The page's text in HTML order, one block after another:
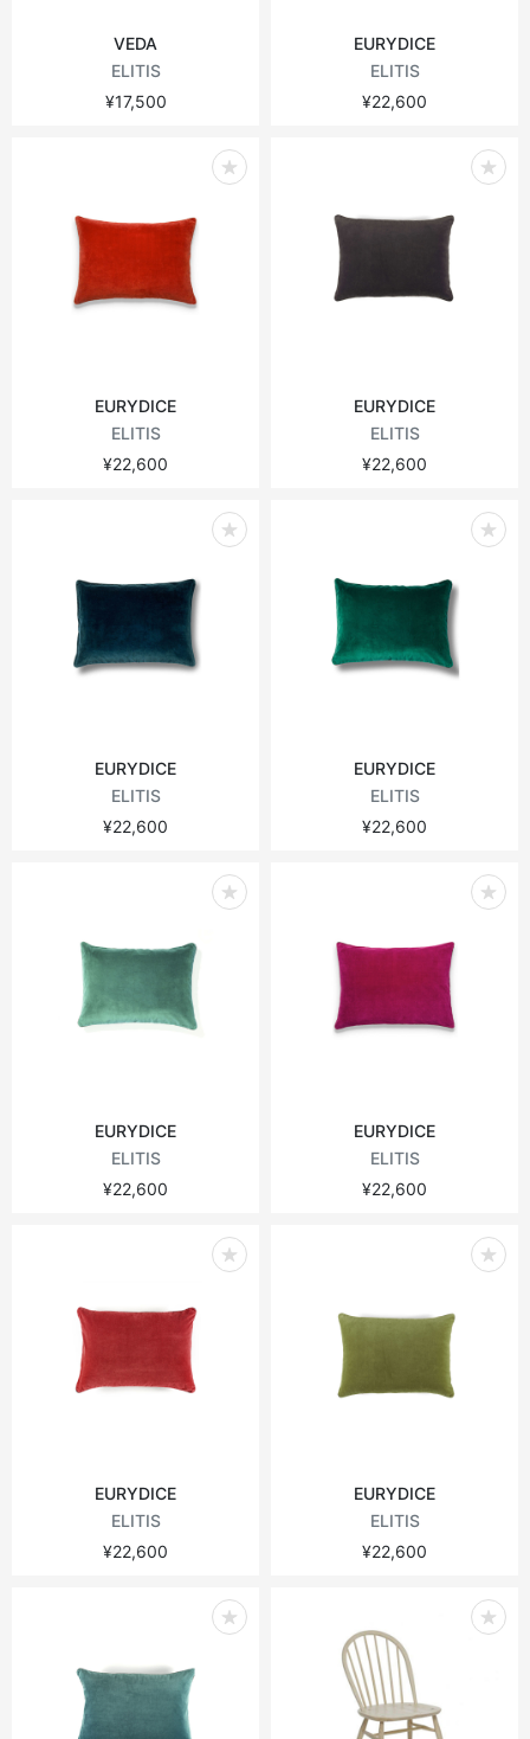
VEDA
ELITIS
¥17,500
EURYDICE
ELITIS
¥22,600
EURYDICE
ELITIS
¥22,600
EURYDICE
ELITIS
¥22,600
EURYDICE
ELITIS
¥22,600
EURYDICE
ELITIS
¥22,600
EURYDICE
ELITIS
¥22,600
EURYDICE
ELITIS
¥22,600
EURYDICE
ELITIS
¥22,600
EURYDICE
ELITIS
¥22,600